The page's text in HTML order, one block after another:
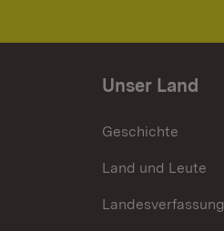
Unser Land
Geschichte
Land und Leute
Landesverfassung